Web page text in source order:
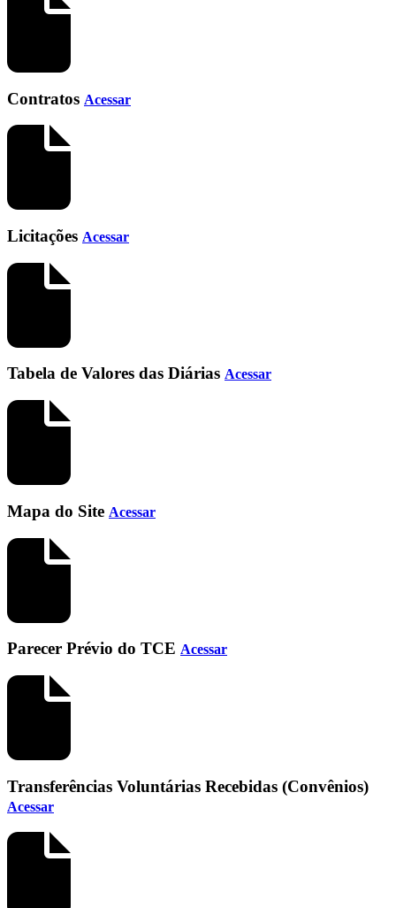
Contratos Acessar
Licitações Acessar
Tabela de Valores das Diárias Acessar
Mapa do Site Acessar
Parecer Prévio do TCE Acessar
Transferências Voluntárias Recebidas (Convênios)
Acessar